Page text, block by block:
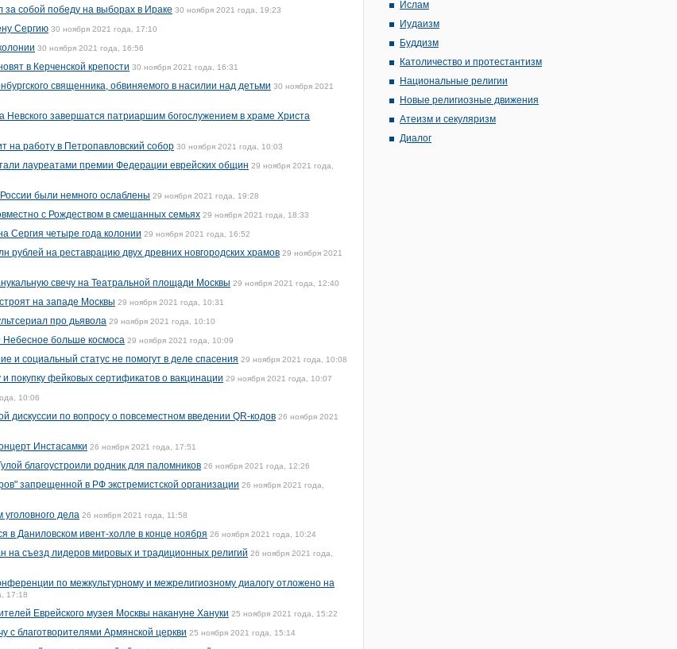
собой победу на выборах в Ираке 30 ноября 2021 года, 19:23
Сергию 30 ноября 2021 года, 17:10
30 ноября 2021 года, 16:56
в Керченской крепости 30 ноября 2021 года, 16:31
священника, обвиняемого в насилии над детьми 30 ноября 2021
Невского завершатся патриаршим богослужением в храме Христа
работу в Петропавловский собор 30 ноября 2021 года, 10:03
лауреатами премии Федерации еврейских общин 29 ноября 2021 года,
были немного ослаблены 29 ноября 2021 года, 19:28
с Рождеством в смешанных семьях 29 ноября 2021 года, 18:33
Сергия четыре года колонии 29 ноября 2021 года, 16:52
рублей на реставрацию двух древних новгородских храмов 29 ноября 2021
свечу на Театральной площади Москвы 29 ноября 2021 года, 12:40
на западе Москвы 29 ноября 2021 года, 10:31
про дьявола 29 ноября 2021 года, 10:10
Небесное больше космоса 29 ноября 2021 года, 10:09
и социальный статус не помогут в деле спасения 29 ноября 2021 года, 10:08
покупку фейковых сертификатов о вакцинации 29 ноября 2021 года, 10:07
10:06
дискуссии по вопросу о повсеместном введении QR-кодов 26 ноября 2021
Инстасамки 26 ноября 2021 года, 17:51
благоустроили родник для паломников 26 ноября 2021 года, 12:26
запрещенной в РФ экстремистской организации 26 ноября 2021 года,
уголовного дела 26 ноября 2021 года, 11:58
в Даниловском ивент-холле в конце ноября 26 ноября 2021 года, 10:24
на съезд лидеров мировых и традиционных религий 26 ноября 2021 года,
по межкультурному и межрелигиозному диалогу отложено на
17:18
Еврейского музея Москвы накануне Хануки 25 ноября 2021 года, 15:22
с благотворителями Армянской церкви 25 ноября 2021 года, 15:14
Ислам
Иудаизм
Буддизм
Католичество и протестантизм
Национальные религии
Новые религиозные движения
Атеизм и секуляризм
Диалог